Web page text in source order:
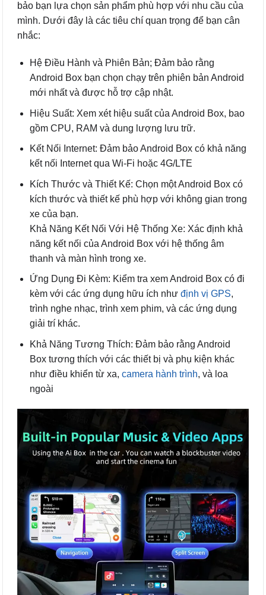
bảo bạn lựa chọn sản phẩm phù hợp với nhu cầu của
mình. Dưới đây là các tiêu chí quan trọng để bạn cân
nhắc:
Hệ Điều Hành và Phiên Bản; Đảm bảo rằng
Android Box bạn chọn chạy trên phiên bản Android
mới nhất và được hỗ trợ cập nhật.
Hiệu Suất: Xem xét hiệu suất của Android Box, bao
gồm CPU, RAM và dung lượng lưu trữ.
Kết Nối Internet: Đảm bảo Android Box có khả năng
kết nối Internet qua Wi-Fi hoặc 4G/LTE
Kích Thước và Thiết Kế: Chọn một Android Box có
kích thước và thiết kế phù hợp với không gian trong
xe của bạn.
Khả Năng Kết Nối Với Hệ Thống Xe: Xác định khả
năng kết nối của Android Box với hệ thống âm
thanh và màn hình trong xe.
Ứng Dụng Đi Kèm: Kiểm tra xem Android Box có đi
kèm với các ứng dụng hữu ích như định vị GPS,
trình nghe nhạc, trình xem phim, và các ứng dụng
giải trí khác.
Khả Năng Tương Thích: Đảm bảo rằng Android
Box tương thích với các thiết bị và phụ kiện khác
như điều khiển từ xa, camera hành trình, và loa
ngoài